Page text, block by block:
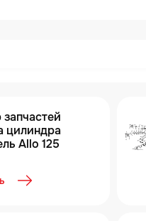
цилиндра
Allo 125